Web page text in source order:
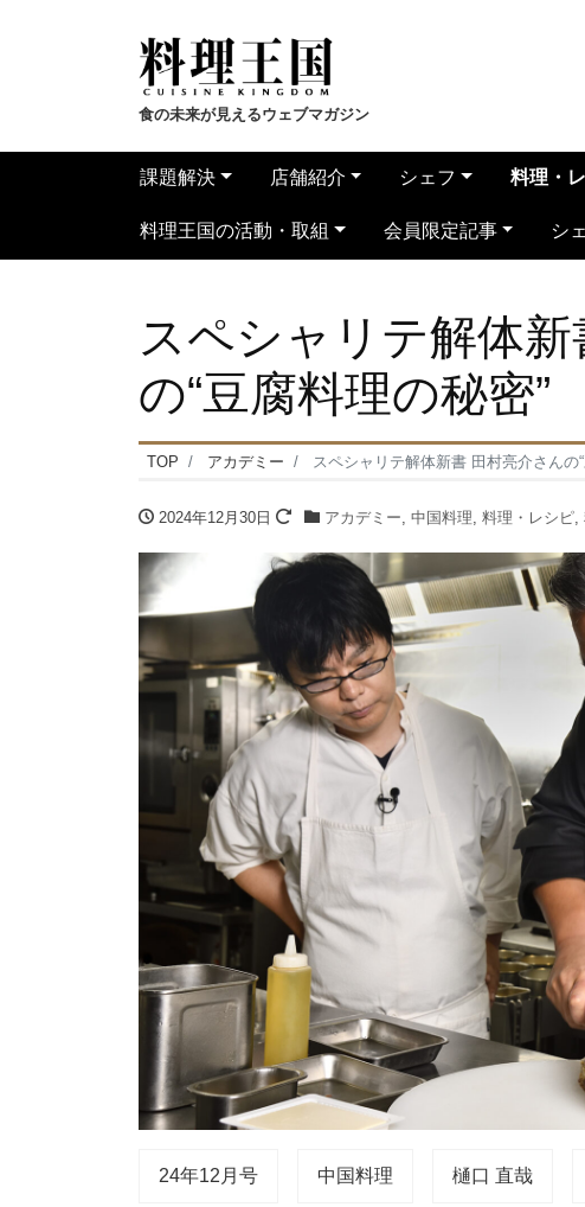
食の未来が見えるウェブマガジン
課題解決 店舗紹介 シェフ 料理・
料理王国の活動・取組 会員限定記事 シ
スペシャリテ解体
の“豆腐料理の秘密
TOP アカデミー スペシャリテ解体新書 田村亮介さん
2024年12月30日 アカデミー, 中国料理, 料理・レシピ,
24年12月号 中国料理 樋口 直哉